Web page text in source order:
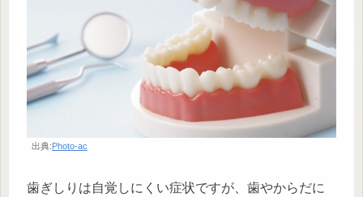
出典: Photo-ac
歯ぎしりは自覚しにくい症状ですが、歯やからだに